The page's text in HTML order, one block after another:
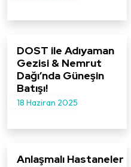
DOST ile Adıyaman
Gezisi & Nemrut
Dağı’nda Güneşin
Batışı!
18 Haziran 2025
Anlaşmalı Hastaneler